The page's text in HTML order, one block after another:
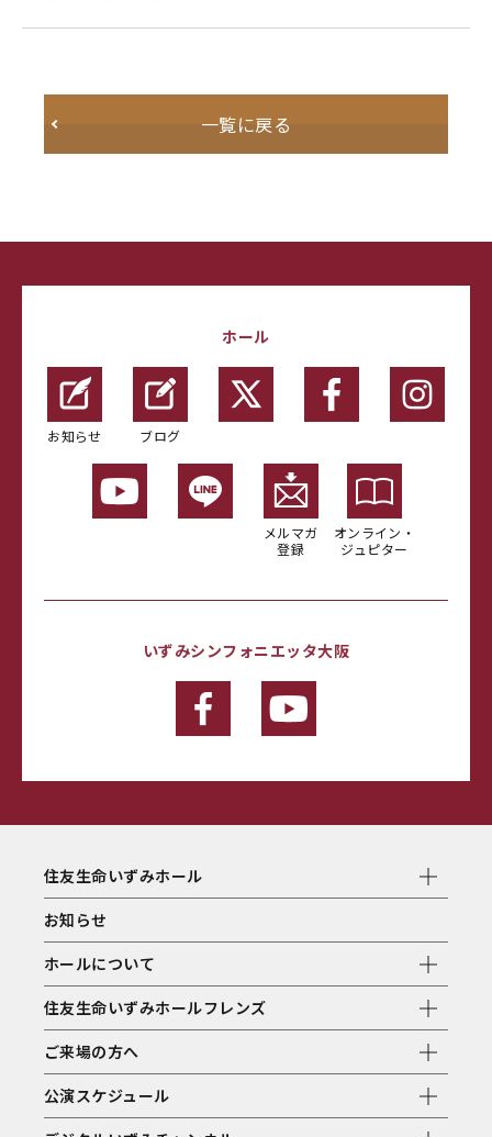
一覧に戻る
ホール
お知らせ ブログ
メルマガ
登録
オンライン・
ジュピター
いずみシンフォニエッタ大阪
住友生命いずみホール
お知らせ
ホールについて
住友生命いずみホールフレンズ
ご来場の方へ
公演スケジュール